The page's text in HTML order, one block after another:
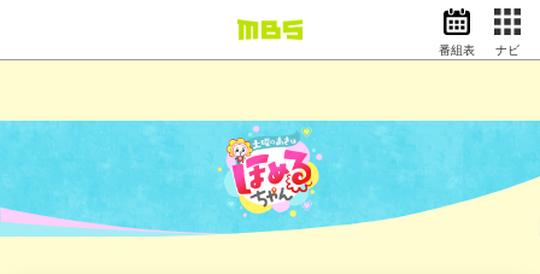
ドラマ
アニメ
スポーツ
番組表 ナビ